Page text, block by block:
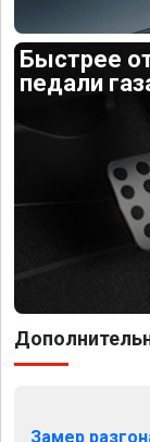
Быстрее
педали
Замер